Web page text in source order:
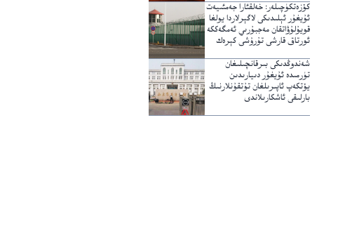
كۆزەتكۈچىلەر: خەلقئارا جەمئىيەت
ئۇيغۇر ئېلىدىكى لاگېرلاردا يولغا
قويۇلۇۋاتقان مەجبۇرىي ئەمگەككە
ئورتاق قارشى تۇرۇشى كېرەك
شەندوڭدىكى بىرقانچىلىغان
تۈرمىدە ئۇيغۇر دىيارىدىن
يۆتكەپ ئاپىرىلغان تۇتقۇنلارنىڭ
بارلىقى ئاشكارىلاندى